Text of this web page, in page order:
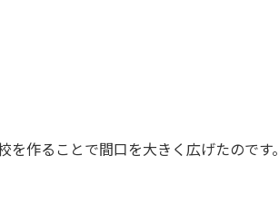
作ることで間口を大きく広げたのです。